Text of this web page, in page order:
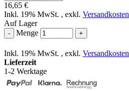
16,65 €
Inkl. 19% MwSt. , exkl. Versandkosten
Auf Lager
- Menge +
Inkl. 19% MwSt. , exkl. Versandkosten
Lieferzeit
1-2 Werktage